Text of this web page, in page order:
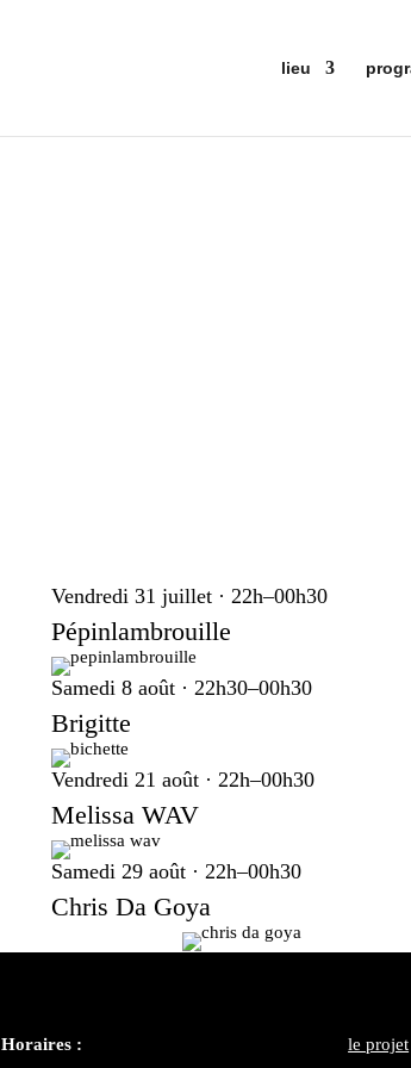
lieu
Vendredi 31 juillet · 22h–00h30
Pépinlambrouille
Samedi 8 août · 22h30–00h30
Brigitte
Vendredi 21 août · 22h–00h30
Melissa WAV
Samedi 29 août · 22h–00h30
Chris Da Goya
Horaires :
le projet